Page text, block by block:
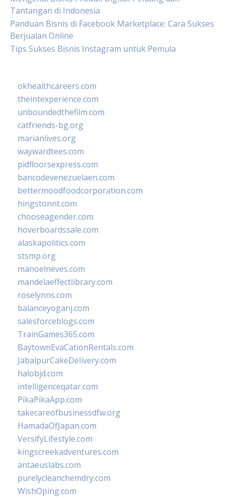
Tantangan di Indonesia
Panduan Bisnis di Facebook Marketplace: Cara Sukses
Berjualan Online
Tips Sukses Bisnis Instagram untuk Pemula
okhealthcareers.com
theintexperience.com
unboundedthefilm.com
catfriends-bg.org
marianlives.org
waywardtees.com
pidfloorsexpress.com
bancodevenezuelaen.com
bettermoodfoodcorporation.com
hingstonnt.com
chooseagender.com
hoverboardssale.com
alaskapolitics.com
stsmp.org
manoelneves.com
mandelaeffectlibrary.com
roselynns.com
balanceyoganj.com
salesforceblogs.com
TrainGames365.com
BaytownEvaCationRentals.com
JabalpurCakeDelivery.com
halobjd.com
intelligenceqatar.com
PikaPikaApp.com
takecareofbusinessdfw.org
HamadaOfJapan.com
VersifyLifestyle.com
kingscreekadventures.com
antaeuslabs.com
purelycleanchemdry.com
WishOping.com